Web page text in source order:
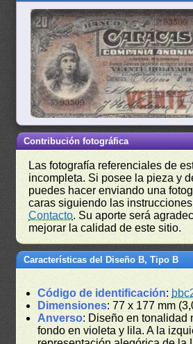
Contribución fotográfica
Las fotografía referenciales de
incompleta. Si posee la pieza y
puedes hacer enviando una
caras siguiendo las
Contacto. Su aporte será
mejorar la calidad de este sitio.
Características del Diseño B, Tipo B
Código de identificación:
Dimensiones: 77 x 177 mm
Anverso: Diseño en tonalidad
fondo en violeta y lila. A la